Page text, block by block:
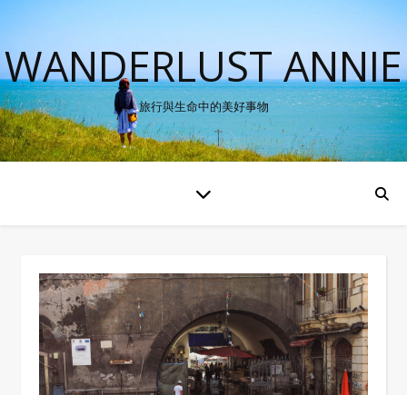
WANDERLUST ANNIE
旅行與生命中的美好事物